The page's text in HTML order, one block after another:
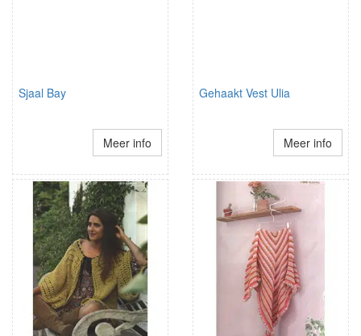
Sjaal Bay
Meer info
Gehaakt Vest Ulia
Meer info